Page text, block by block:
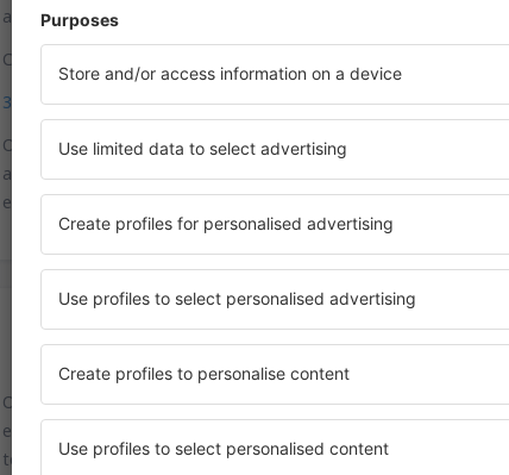
aproximada da viagem para o centro é de 40 dólares.
Coordenadas para sistemas de navegação GPS automotivos:
32°54'14"N, 97°02'09"W
O aeroporto pode ser alcançado de carro: do sul, seguindo a
aeroporto de Dallas / Fort Worth tem uma rodovia principal, a
e da qual estão diretamente acessíveis todos os
Estacionamento
O aeroporto dispõe de quatro estacionamentos: Valet - a
espaço para estacionamento - os empregados do aeroporto
terminais; Express - dois estacionamentos rápidos a norte e a